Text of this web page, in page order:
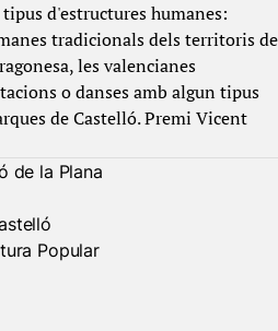
d'estructures humanes:
tradicionals dels territoris de
les valencianes
o danses amb algun tipus
de Castelló. Premi Vicent
de la Plana
Popular